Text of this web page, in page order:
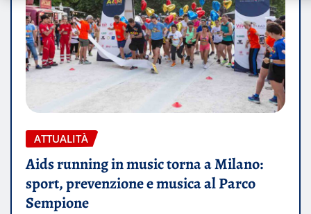
ATTUALITÀ
Aids running in music torna a Milano:
sport, prevenzione e musica al Parco
Sempione